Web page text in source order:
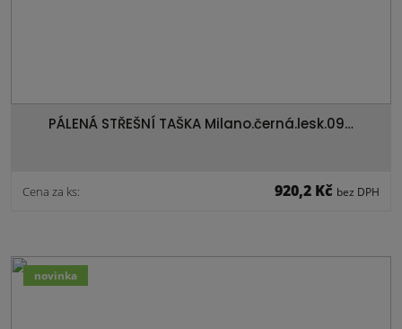
PÁLENÁ STŘEŠNÍ TAŠKA Milano.černá.lesk.09…
Cena za ks: 920,2 Kč bez DPH
novinka